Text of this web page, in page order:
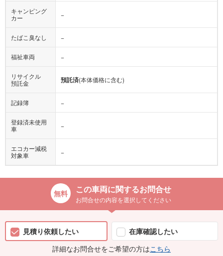
キャンピング
カー
−
たばこ臭なし −
福祉車両 −
リサイクル
預託金
預託済(本体価格に含む)
記録簿 −
登録済未使用
車
−
エコカー減税
対象車
−
この車両に関するお問合せ
お問合せの内容を選択してください
見積り依頼したい
在庫確認したい
詳細なお問合せをご希望の方はこちら